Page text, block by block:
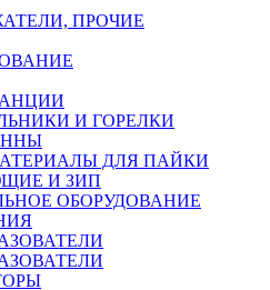
ПРОЧИЕ
И ГОРЕЛКИ
ДЛЯ ПАЙКИ
И ЗИП
ОБОРУДОВАНИЕ